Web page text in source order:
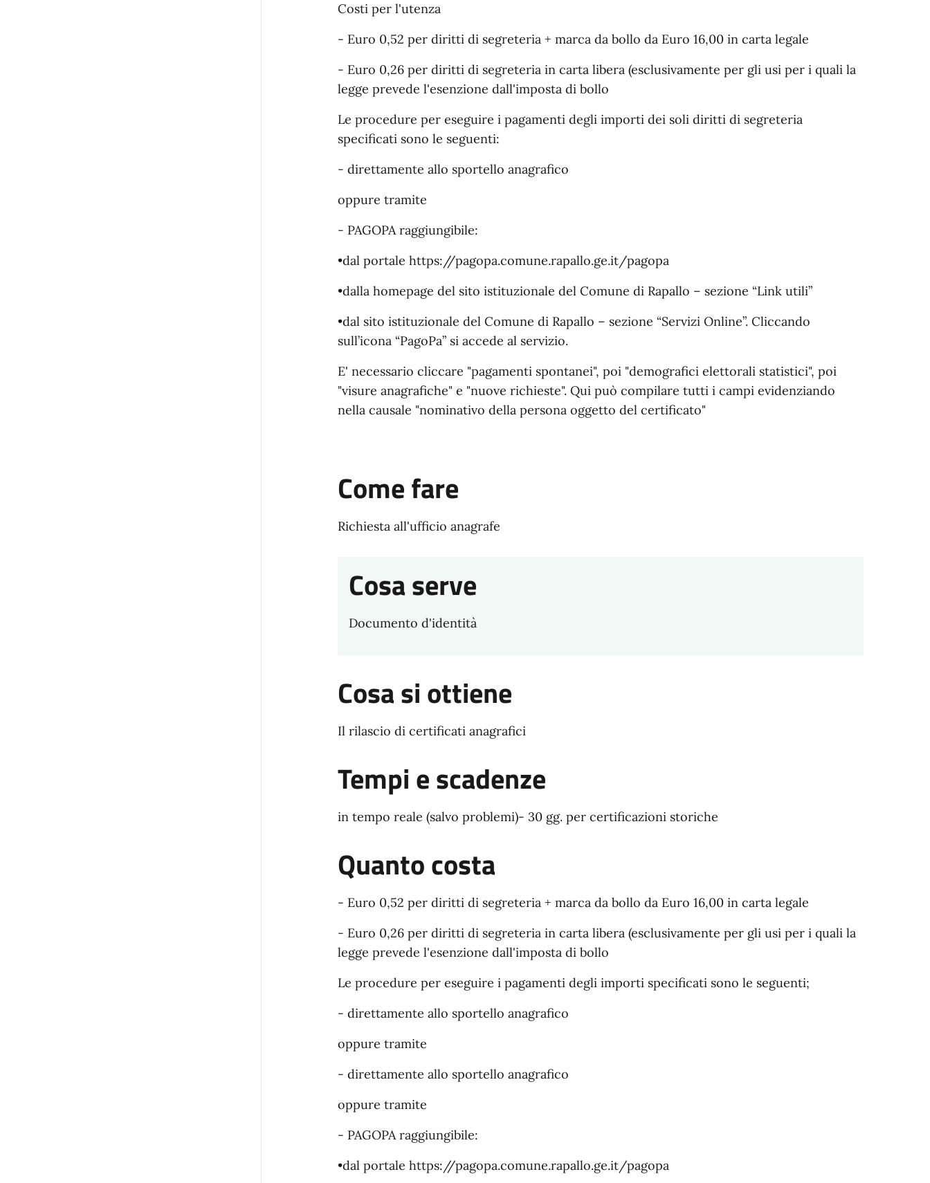
Costi per l'utenza
- Euro 0,52 per diritti di segreteria + marca da bollo da Euro 16,00 in carta legale
- Euro 0,26 per diritti di segreteria in carta libera (esclusivamente per gli usi per i quali la
legge prevede l'esenzione dall'imposta di bollo
Le procedure per eseguire i pagamenti degli importi dei soli diritti di segreteria
specificati sono le seguenti:
- direttamente allo sportello anagrafico
oppure tramite
- PAGOPA raggiungibile:
•dal portale https://pagopa.comune.rapallo.ge.it/pagopa
•dalla homepage del sito istituzionale del Comune di Rapallo – sezione “Link utili”
•dal sito istituzionale del Comune di Rapallo – sezione “Servizi Online”. Cliccando
sull’icona “PagoPa” si accede al servizio.
E' necessario cliccare "pagamenti spontanei", poi "demografici elettorali statistici", poi
"visure anagrafiche" e "nuove richieste". Qui può compilare tutti i campi evidenziando
nella causale "nominativo della persona oggetto del certificato"
Come fare
Richiesta all'ufficio anagrafe
Cosa serve
Documento d'identità
Cosa si ottiene
Il rilascio di certificati anagrafici
Tempi e scadenze
in tempo reale (salvo problemi)- 30 gg. per certificazioni storiche
Quanto costa
- Euro 0,52 per diritti di segreteria + marca da bollo da Euro 16,00 in carta legale
- Euro 0,26 per diritti di segreteria in carta libera (esclusivamente per gli usi per i quali la
legge prevede l'esenzione dall'imposta di bollo
Le procedure per eseguire i pagamenti degli importi specificati sono le seguenti;
- direttamente allo sportello anagrafico
oppure tramite
- direttamente allo sportello anagrafico
oppure tramite
- PAGOPA raggiungibile:
•dal portale https://pagopa.comune.rapallo.ge.it/pagopa